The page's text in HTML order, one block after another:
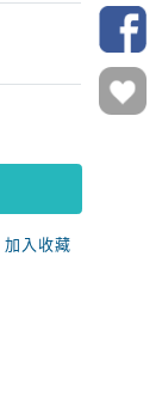
加入收藏